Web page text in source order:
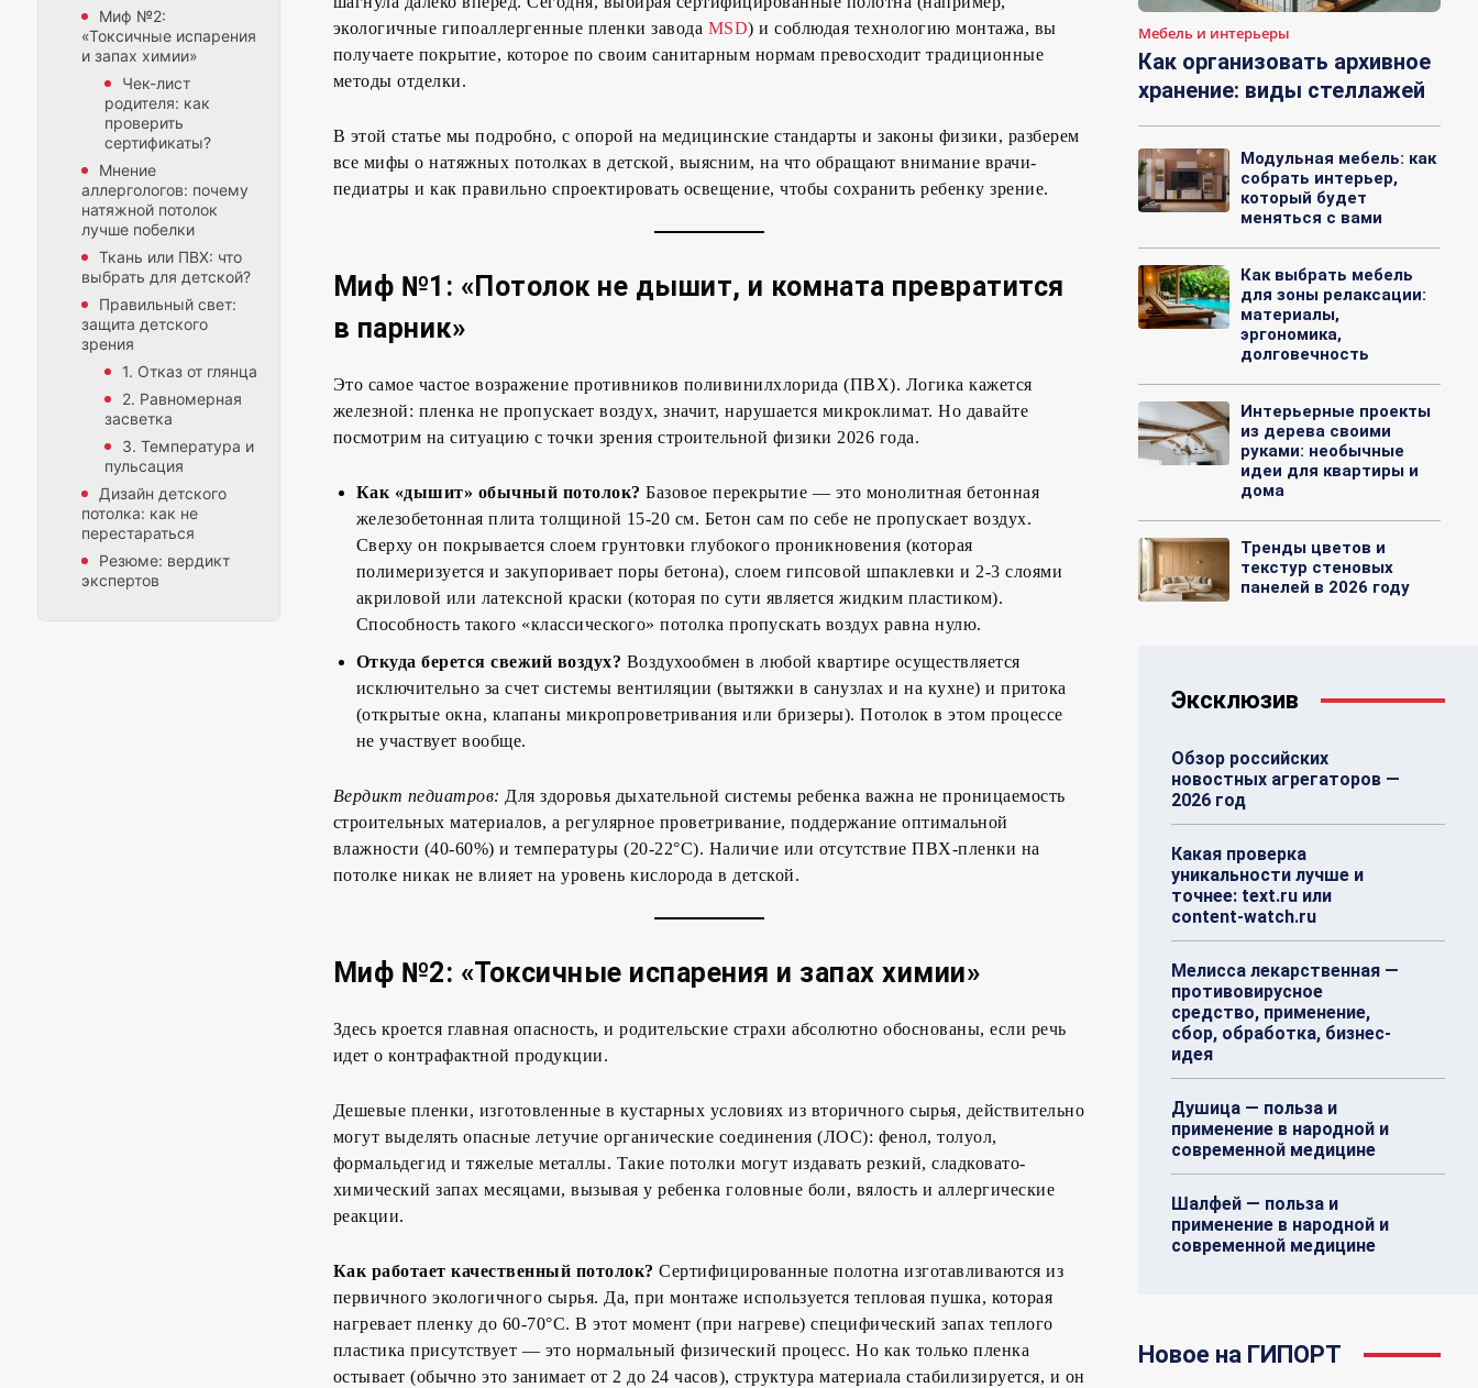
Миф №2:
«Токсичные испарения
и запах химии»
Чек-лист
родителя: как
проверить
сертификаты?
Мнение
аллергологов: почему
натяжной потолок
лучше побелки
Ткань или ПВХ: что
выбрать для детской?
Правильный свет:
защита детского
зрения
1. Отказ от глянца
2. Равномерная
засветка
3. Температура и
пульсация
Дизайн детского
потолка: как не
перестараться
Резюме: вердикт
экспертов
экологичные гипоаллергенные пленки завода MSD) и соблюдая технологию монтажа, вы
получаете покрытие, которое по своим санитарным нормам превосходит традиционные
методы отделки.
В этой статье мы подробно, с опорой на медицинские стандарты и законы физики, разберем
все мифы о натяжных потолках в детской, выясним, на что обращают внимание врачи-
педиатры и как правильно спроектировать освещение, чтобы сохранить ребенку зрение.
Миф №1: «Потолок не дышит, и комната превратится
в парник»
Это самое частое возражение противников поливинилхлорида (ПВХ). Логика кажется
железной: пленка не пропускает воздух, значит, нарушается микроклимат. Но давайте
посмотрим на ситуацию с точки зрения строительной физики 2026 года.
Как «дышит» обычный потолок? Базовое перекрытие — это монолитная бетонная
железобетонная плита толщиной 15-20 см. Бетон сам по себе не пропускает воздух.
Сверху он покрывается слоем грунтовки глубокого проникновения (которая
полимеризуется и закупоривает поры бетона), слоем гипсовой шпаклевки и 2-3 слоями
акриловой или латексной краски (которая по сути является жидким пластиком).
Способность такого «классического» потолка пропускать воздух равна нулю.
Откуда берется свежий воздух? Воздухообмен в любой квартире осуществляется
исключительно за счет системы вентиляции (вытяжки в санузлах и на кухне) и притока
(открытые окна, клапаны микропроветривания или бризеры). Потолок в этом процессе
не участвует вообще.
Вердикт педиатров: Для здоровья дыхательной системы ребенка важна не проницаемость
строительных материалов, а регулярное проветривание, поддержание оптимальной
влажности (40-60%) и температуры (20-22°C). Наличие или отсутствие ПВХ-пленки на
потолке никак не влияет на уровень кислорода в детской.
Миф №2: «Токсичные испарения и запах химии»
Здесь кроется главная опасность, и родительские страхи абсолютно обоснованы, если речь
идет о контрафактной продукции.
Дешевые пленки, изготовленные в кустарных условиях из вторичного сырья, действительно
могут выделять опасные летучие органические соединения (ЛОС): фенол, толуол,
формальдегид и тяжелые металлы. Такие потолки могут издавать резкий, сладковато-
химический запах месяцами, вызывая у ребенка головные боли, вялость и аллергические
реакции.
Как работает качественный потолок? Сертифицированные полотна изготавливаются из
первичного экологичного сырья. Да, при монтаже используется тепловая пушка, которая
нагревает пленку до 60-70°C. В этот момент (при нагреве) специфический запах теплого
пластика присутствует — это нормальный физический процесс. Но как только пленка
остывает (обычно это занимает от 2 до 24 часов), структура материала стабилизируется, и он
Мебель и интерьеры
Как организовать архивное
хранение: виды стеллажей
Модульная мебель: как
собрать интерьер,
который будет
меняться с вами
Как выбрать мебель
для зоны релаксации:
материалы,
эргономика,
долговечность
Интерьерные проекты
из дерева своими
руками: необычные
идеи для квартиры и
дома
Тренды цветов и
текстур стеновых
панелей в 2026 году
Эксклюзив
Обзор российских
новостных агрегаторов —
2026 год
Какая проверка
уникальности лучше и
точнее: text.ru или
content-watch.ru
Мелисса лекарственная —
противовирусное
средство, применение,
сбор, обработка, бизнес-
идея
Душица — польза и
применение в народной и
современной медицине
Шалфей — польза и
применение в народной и
современной медицине
Новое на ГИПОРТ